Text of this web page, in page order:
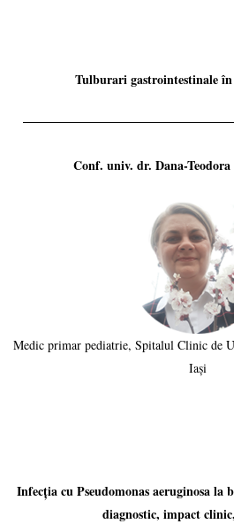
Tulburari gastrointestinale
Conf. univ. dr. Dana-
Medic primar pediatrie, Spitalul Clinic de
Iași
Infecția cu Pseudomonas aeruginosa la
diagnostic, impact